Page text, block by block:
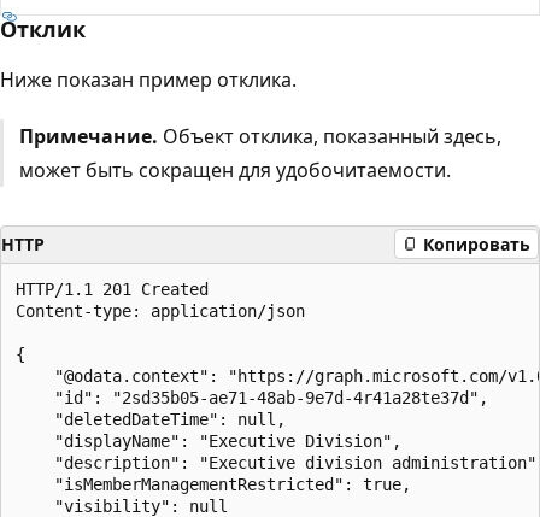
Отклик
Ниже показан пример отклика.
Примечание. Объект отклика, показанный здесь,
может быть сокращен для удобочитаемости.
HTTP Копировать
HTTP/1.1 201 Created
Content-type: application/json
{
"@odata.context": "https://graph.microsoft.com/
    "id": "2sd35b05-ae71-48ab-9e7d-4r41a28te37d",
    "deletedDateTime": null,
    "displayName": "Executive Division",
"description": "Executive division
    "isMemberManagementRestricted": true,
    "visibility": null